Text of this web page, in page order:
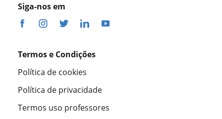
Siga-nos em
Termos e Condições
Política de cookies
Política de privacidade
Termos uso professores